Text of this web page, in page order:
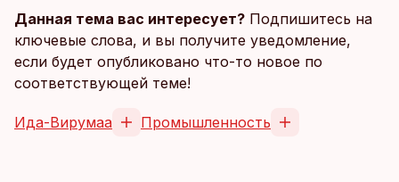
Данная тема вас интересует? Подпишитесь на
ключевые слова, и вы получите уведомление,
если будет опубликовано что-то новое по
соответствующей теме!
Ида-Вирумаа Промышленность